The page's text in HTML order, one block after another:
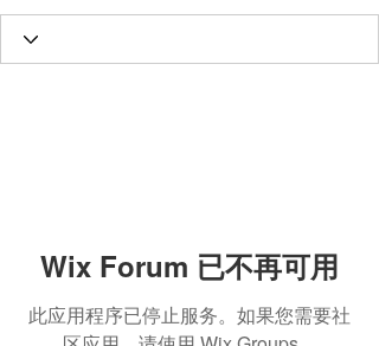
Wix Forum 已不再可用
此应用程序已停止服务。如果您需要社